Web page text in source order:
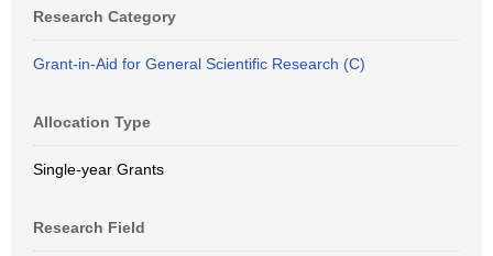
Research Category
Grant-in-Aid for General Scientific Research (C)
Allocation Type
Single-year Grants
Research Field